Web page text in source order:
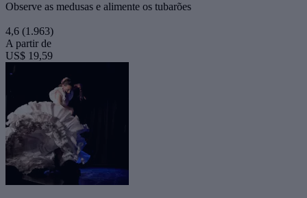
Observe as medusas e alimente os tubarões
4,6 (1.963)
A partir de
US$ 19,59